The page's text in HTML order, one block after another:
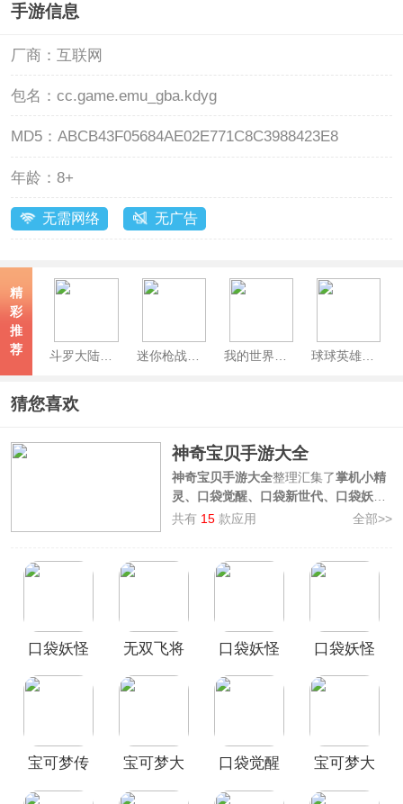
手游信息
厂商： 互联网
包名： cc.game.emu_gba.kdyg
MD5： ABCB43F05684AE02E771C8C3988423E8
年龄： 8+
无需网络 无广告
精
彩
推
荐
斗罗大陆魂师对决最新版本 迷你枪战精英官方版 我的世界网易官方正版 球球英雄官方版
猜您喜欢
神奇宝贝手游大全
神奇宝贝手游大全整理汇集了掌机小精
灵、口袋觉醒、口袋新世代、口袋妖怪
漆黑的魅影、口袋妖怪火红
等多款以精
战的核心理念，让玩家沉浸在一个充满
是一款剧情通关/对战游戏，更是我们的
童年情怀。如果你也是一个对神奇宝贝
贝手游一定让你念念不忘！
共有 15 款应用 全部>>
口袋妖怪
石5手机版
无双飞将
口袋妖怪
口袋妖怪
影官方正
宝可梦传
宝可梦大
口袋觉醒
宝可梦大